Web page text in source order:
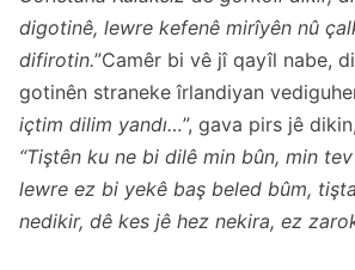
digotinê, lewre kefenê mirîyên nû
difirotin.”Camêr bi vê jî qayîl nabe,
gotinên straneke îrlandiyan
içtim dilim yandı…”, gava pirs jê
“Tiştên ku ne bi dilê min bûn, min
lewre ez bi yekê baş beled bûm,
nedikir, dê kes jê hez nekira, ez